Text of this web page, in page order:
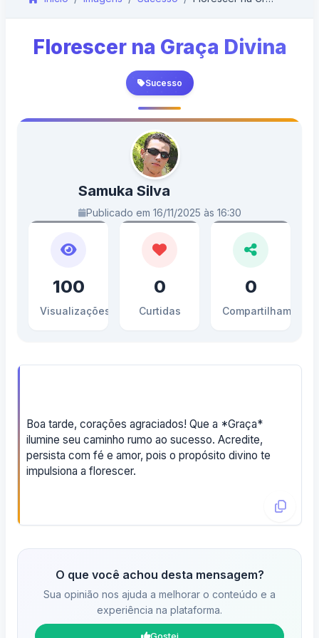
Florescer na Graça Divina
Sucesso
Samuka Silva
Publicado em 16/11/2025 às 16:30
100
Visualizações
0
Curtidas
0
Compartilhamentos
Boa tarde, corações agraciados! Que a *Graça*
ilumine seu caminho rumo ao sucesso. Acredite,
persista com fé e amor, pois o propósito divino te
impulsiona a florescer.
O que você achou desta mensagem?
Sua opinião nos ajuda a melhorar o conteúdo e a
experiência na plataforma.